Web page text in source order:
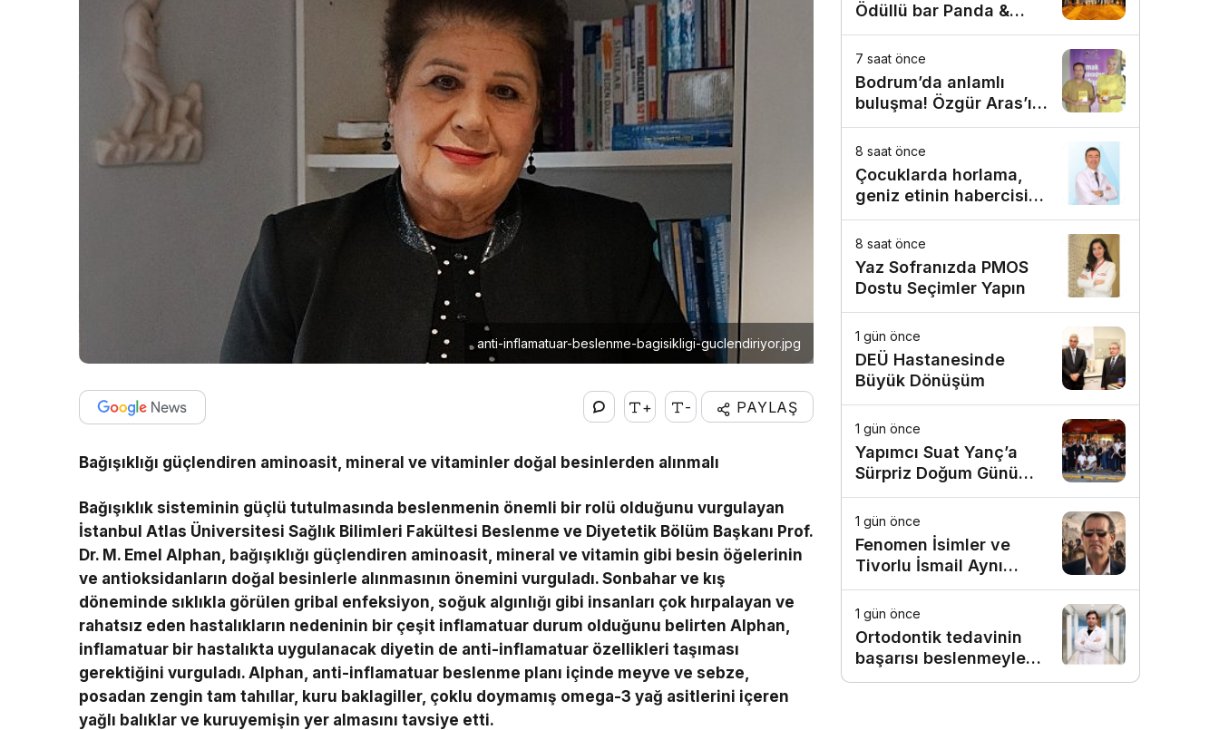
anti-inflamatuar-beslenme-bagisikligi-guclendiriyor.jpg
+ - PAYLAŞ
Bağışıklığı güçlendiren aminoasit, mineral ve vitaminler doğal besinlerden alınmalı
Bağışıklık sisteminin güçlü tutulmasında beslenmenin önemli bir rolü olduğunu vurgulayan
İstanbul Atlas Üniversitesi Sağlık Bilimleri Fakültesi Beslenme ve Diyetetik Bölüm Başkanı Prof.
Dr. M. Emel Alphan, bağışıklığı güçlendiren aminoasit, mineral ve vitamin gibi besin öğelerinin
ve antioksidanların doğal besinlerle alınmasının önemini vurguladı. Sonbahar ve kış
döneminde sıklıkla görülen gribal enfeksiyon, soğuk algınlığı gibi insanları çok hırpalayan ve
rahatsız eden hastalıkların nedeninin bir çeşit inflamatuar durum olduğunu belirten Alphan,
inflamatuar bir hastalıkta uygulanacak diyetin de anti-inflamatuar özellikleri taşıması
gerektiğini vurguladı. Alphan, anti-inflamatuar beslenme planı içinde meyve ve sebze,
posadan zengin tam tahıllar, kuru baklagiller, çoklu doymamış omega-3 yağ asitlerini içeren
yağlı balıklar ve kuruyemişin yer almasını tavsiye etti.
Ödüllü bar Panda &
Sons ile unutulmaz bir
Miksoloji Gecesine İmza
Attı
7 saat önce
Bodrum’da anlamlı
buluşma! Özgür Aras’ın
çok konuşulan kitabı
yeni baskısını Titanic
Luxury Collection
Bodrum’da kutladı
8 saat önce
Çocuklarda horlama,
geniz etinin habercisi
olabilir!
8 saat önce
Yaz Sofranızda PMOS
Dostu Seçimler Yapın
1 gün önce
DEÜ Hastanesinde
Büyük Dönüşüm
1 gün önce
Yapımcı Suat Yanç’a
Sürpriz Doğum Günü
Kutlaması!
1 gün önce
Fenomen İsimler ve
Tivorlu İsmail Aynı
Filmde Buluştu!
!Kozalak Devri! 7
Ağustos’ta Vizyonda
1 gün önce
Ortodontik tedavinin
başarısı beslenmeyle
başlar!